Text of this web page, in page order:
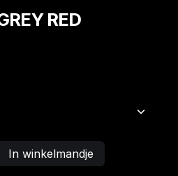
RED
In winkelmandje